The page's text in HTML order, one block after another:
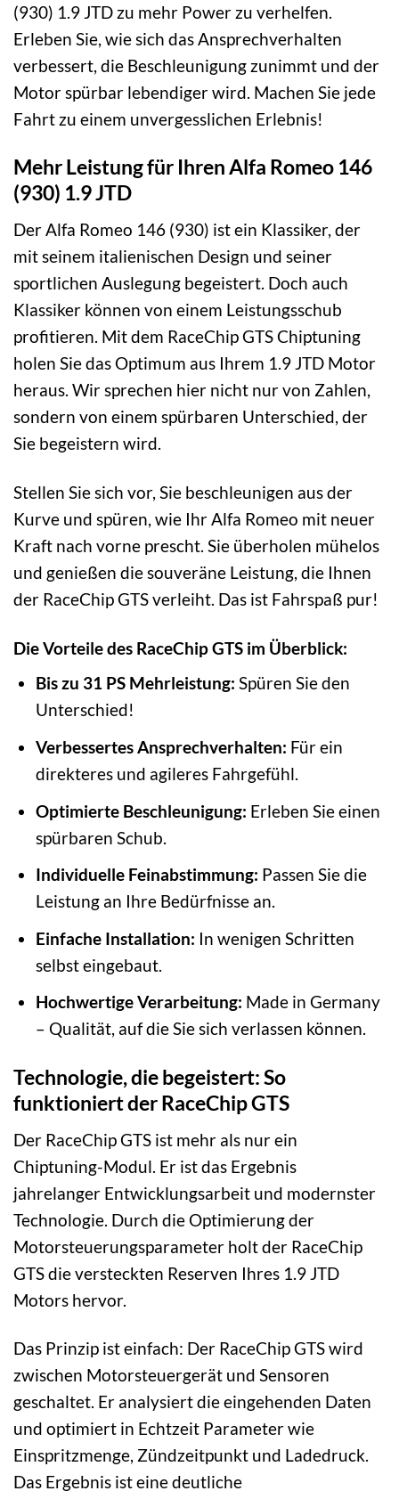
(930) 1.9 JTD zu mehr Power zu verhelfen.
Erleben Sie, wie sich das Ansprechverhalten
verbessert, die Beschleunigung zunimmt und der
Motor spürbar lebendiger wird. Machen Sie jede
Fahrt zu einem unvergesslichen Erlebnis!
Mehr Leistung für Ihren Alfa Romeo 146
(930) 1.9 JTD
Der Alfa Romeo 146 (930) ist ein Klassiker, der
mit seinem italienischen Design und seiner
sportlichen Auslegung begeistert. Doch auch
Klassiker können von einem Leistungsschub
profitieren. Mit dem RaceChip GTS Chiptuning
holen Sie das Optimum aus Ihrem 1.9 JTD Motor
heraus. Wir sprechen hier nicht nur von Zahlen,
sondern von einem spürbaren Unterschied, der
Sie begeistern wird.
Stellen Sie sich vor, Sie beschleunigen aus der
Kurve und spüren, wie Ihr Alfa Romeo mit neuer
Kraft nach vorne prescht. Sie überholen mühelos
und genießen die souveräne Leistung, die Ihnen
der RaceChip GTS verleiht. Das ist Fahrspaß pur!
Die Vorteile des RaceChip GTS im Überblick:
Bis zu 31 PS Mehrleistung: Spüren Sie den
Unterschied!
Verbessertes Ansprechverhalten: Für ein
direkteres und agileres Fahrgefühl.
Optimierte Beschleunigung: Erleben Sie einen
spürbaren Schub.
Individuelle Feinabstimmung: Passen Sie die
Leistung an Ihre Bedürfnisse an.
Einfache Installation: In wenigen Schritten
selbst eingebaut.
Hochwertige Verarbeitung: Made in Germany
– Qualität, auf die Sie sich verlassen können.
Technologie, die begeistert: So
funktioniert der RaceChip GTS
Der RaceChip GTS ist mehr als nur ein
Chiptuning-Modul. Er ist das Ergebnis
jahrelanger Entwicklungsarbeit und modernster
Technologie. Durch die Optimierung der
Motorsteuerungsparameter holt der RaceChip
GTS die versteckten Reserven Ihres 1.9 JTD
Motors hervor.
Das Prinzip ist einfach: Der RaceChip GTS wird
zwischen Motorsteuergerät und Sensoren
geschaltet. Er analysiert die eingehenden Daten
und optimiert in Echtzeit Parameter wie
Einspritzmenge, Zündzeitpunkt und Ladedruck.
Das Ergebnis ist eine deutliche